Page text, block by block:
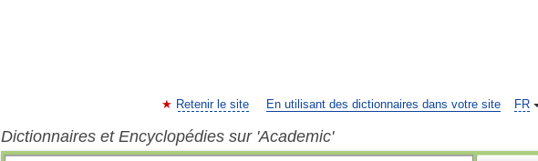
FR
Retenir le site En utilisant des dictionnaires dans votre site
Dictionnaires et Encyclopédies sur 'Academic'